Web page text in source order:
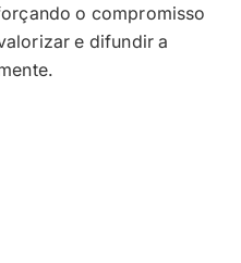
o compromisso
e difundir a